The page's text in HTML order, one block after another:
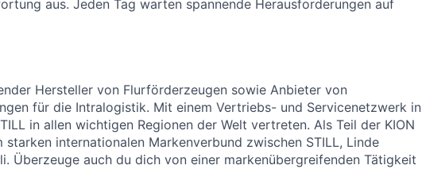
aus. Jeden Tag warten spannende Herausforderungen auf
Hersteller von Flurförderzeugen sowie Anbieter von
für die Intralogistik. Mit einem Vertriebs- und Servicenetzwerk in
in allen wichtigen Regionen der Welt vertreten. Als Teil der KION
starken internationalen Markenverbund zwischen STILL, Linde
Überzeuge auch du dich von einer markenübergreifenden Tätigkeit